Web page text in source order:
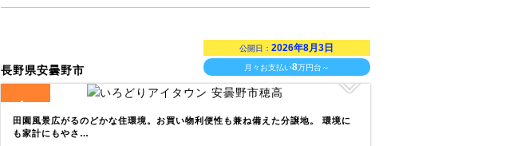
長野県安曇野市
公開日：2026年8月3日
月々お支払い8万円台～
4
田園風景広がるのどかな住環境。お買い物利便性も兼ね備えた分譲地。 環境に
も家計にもやさ…